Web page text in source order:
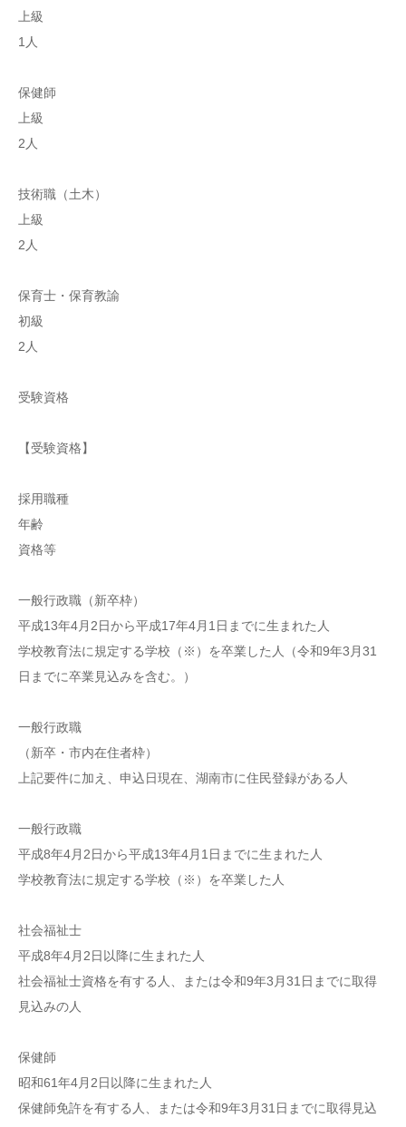
上級
1人
保健師
上級
2人
技術職（土木）
上級
2人
保育士・保育教諭
初級
2人
受験資格
【受験資格】
採用職種
年齢
資格等
一般行政職（新卒枠）
平成13年4月2日から平成17年4月1日までに生まれた人
学校教育法に規定する学校（※）を卒業した人（令和9年3月31
日までに卒業見込みを含む。）
一般行政職
（新卒・市内在住者枠）
上記要件に加え、申込日現在、湖南市に住民登録がある人
一般行政職
平成8年4月2日から平成13年4月1日までに生まれた人
学校教育法に規定する学校（※）を卒業した人
社会福祉士
平成8年4月2日以降に生まれた人
社会福祉士資格を有する人、または令和9年3月31日までに取得
見込みの人
保健師
昭和61年4月2日以降に生まれた人
保健師免許を有する人、または令和9年3月31日までに取得見込